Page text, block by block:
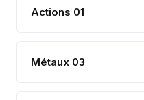
Actions 01
Métaux 03